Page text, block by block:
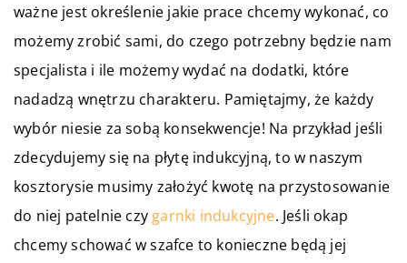
ważne jest określenie jakie prace chcemy wykonać, co
możemy zrobić sami, do czego potrzebny będzie nam
specjalista i ile możemy wydać na dodatki, które
nadadzą wnętrzu charakteru. Pamiętajmy, że każdy
wybór niesie za sobą konsekwencje! Na przykład jeśli
zdecydujemy się na płytę indukcyjną, to w naszym
kosztorysie musimy założyć kwotę na przystosowanie
do niej patelnie czy garnki indukcyjne. Jeśli okap
chcemy schować w szafce to konieczne będą jej